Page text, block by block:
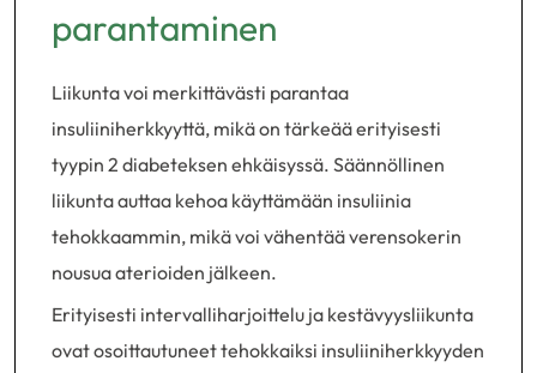
parantaminen
Liikunta voi merkittävästi parantaa
insuliiniherkkyyttä, mikä on tärkeää erityisesti
tyypin 2 diabeteksen ehkäisyssä. Säännöllinen
liikunta auttaa kehoa käyttämään insuliinia
tehokkaammin, mikä voi vähentää verensokerin
nousua aterioiden jälkeen.
Erityisesti intervalliharjoittelu ja kestävyysliikunta
ovat osoittautuneet tehokkaiksi insuliiniherkkyyden